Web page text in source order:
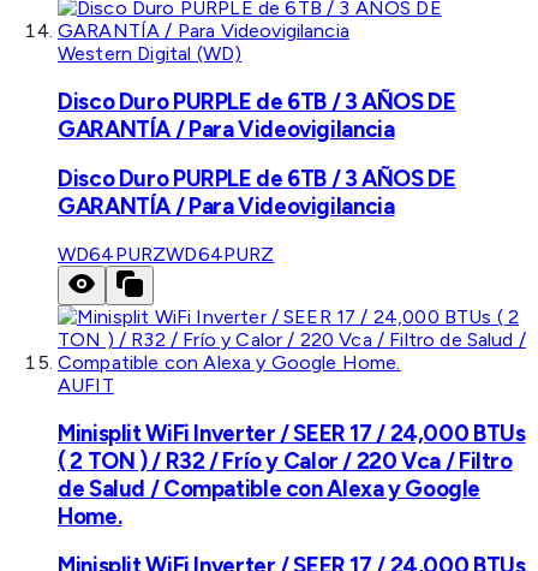
Western Digital (WD)
Disco Duro PURPLE de 6TB / 3 AÑOS DE
GARANTÍA / Para Videovigilancia
Disco Duro PURPLE de 6TB / 3 AÑOS DE
GARANTÍA / Para Videovigilancia
WD64PURZWD64PURZ
AUFIT
Minisplit WiFi Inverter / SEER 17 / 24,000 BTUs
( 2 TON ) / R32 / Frío y Calor / 220 Vca / Filtro
de Salud / Compatible con Alexa y Google
Home.